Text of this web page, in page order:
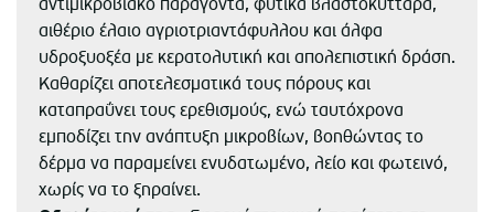
αντιμικροβιακό παράγοντα, φυτικά βλαστοκύτταρα,
αιθέριο έλαιο αγριοτριαντάφυλλου και άλφα
υδροξυοξέα με κερατολυτική και απολεπιστική δράση.
Καθαρίζει αποτελεσματικά τους πόρους και
καταπραΰνει τους ερεθισμούς, ενώ ταυτόχρονα
εμποδίζει την ανάπτυξη μικροβίων, βοηθώντας το
δέρμα να παραμείνει ενυδατωμένο, λείο και φωτεινό,
χωρίς να το ξηραίνει.